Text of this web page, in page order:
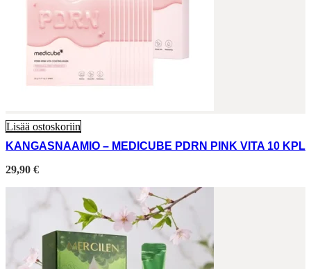
Lisää ostoskoriin
KANGASNAAMIO – MEDICUBE PDRN PINK VITA 10 KPL
29,90 €